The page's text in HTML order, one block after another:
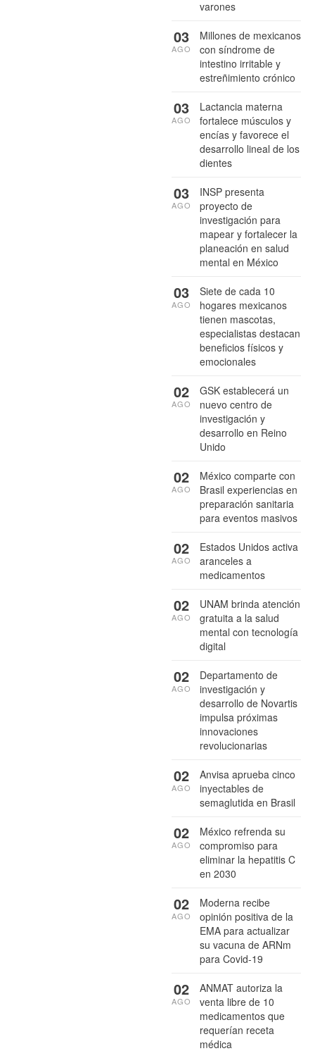
varones
Millones de mexicanos
con síndrome de
intestino irritable y
estreñimiento crónico
03
AGO
Lactancia materna
fortalece músculos y
encías y favorece el
desarrollo lineal de los
dientes
03
AGO
INSP presenta
proyecto de
investigación para
mapear y fortalecer la
planeación en salud
mental en México
03
AGO
Siete de cada 10
hogares mexicanos
tienen mascotas,
especialistas destacan
beneficios físicos y
emocionales
03
AGO
GSK establecerá un
nuevo centro de
investigación y
desarrollo en Reino
Unido
02
AGO
México comparte con
Brasil experiencias en
preparación sanitaria
para eventos masivos
02
AGO
Estados Unidos activa
aranceles a
medicamentos
02
AGO
UNAM brinda atención
gratuita a la salud
mental con tecnología
digital
02
AGO
Departamento de
investigación y
desarrollo de Novartis
impulsa próximas
innovaciones
revolucionarias
02
AGO
Anvisa aprueba cinco
inyectables de
semaglutida en Brasil
02
AGO
México refrenda su
compromiso para
eliminar la hepatitis C
en 2030
02
AGO
Moderna recibe
opinión positiva de la
EMA para actualizar
su vacuna de ARNm
para Covid-19
02
AGO
ANMAT autoriza la
venta libre de 10
medicamentos que
requerían receta
médica
02
AGO